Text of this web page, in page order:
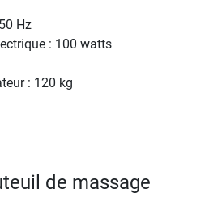
Hz
: 100 watts
: 120 kg
de massage